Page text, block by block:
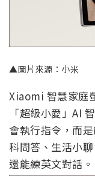
▲圖片來源：小米
Xiaomi 智慧家庭
「超級小愛」AI
會執行指令，而
科問答、生活小
還能練英文對話。